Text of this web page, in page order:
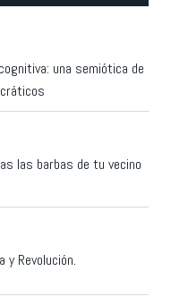
una semiótica de
las barbas de tu vecino
y Revolución.